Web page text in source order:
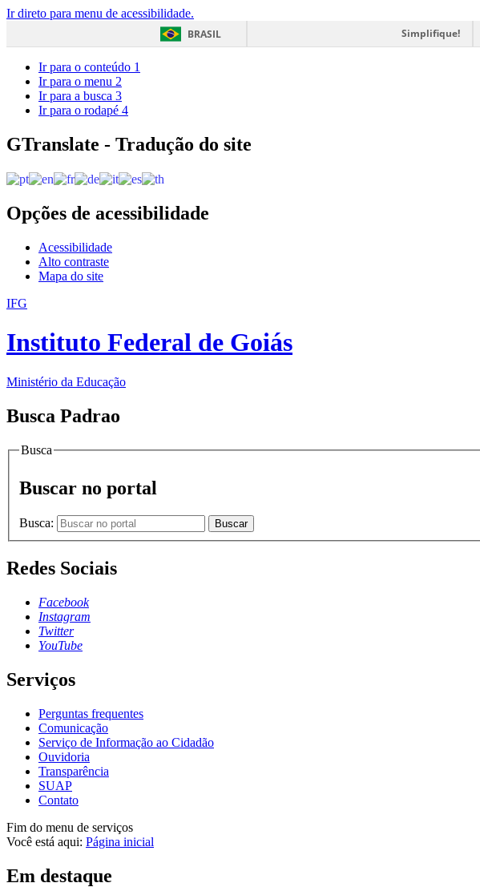
Ir direto para menu de acessibilidade.
BRASIL
Simplifique!
Ir para o conteúdo 1
Ir para o menu 2
Ir para a busca 3
Ir para o rodapé 4
GTranslate - Tradução do site
Opções de acessibilidade
Acessibilidade
Alto contraste
Mapa do site
IFG
Instituto Federal de Goiás
Ministério da Educação
Busca Padrao
Busca
Buscar no portal
Busca: Buscar
Redes Sociais
Facebook
Instagram
Twitter
YouTube
Serviços
Perguntas frequentes
Comunicação
Serviço de Informação ao Cidadão
Ouvidoria
Transparência
SUAP
Contato
Fim do menu de serviços
Você está aqui: Página inicial
Em destaque